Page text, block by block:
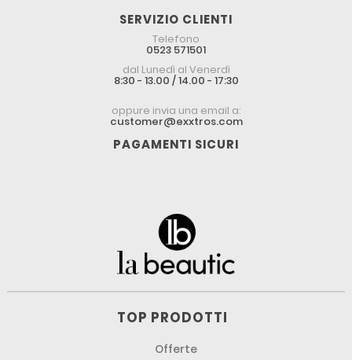
SERVIZIO CLIENTI
Telefono
0523 571501
dal Lunedì al Venerdì
8:30 - 13.00 / 14.00 - 17:30
oppure invia una email a:
customer@exxtros.com
PAGAMENTI SICURI
TOP PRODOTTI
Offerte